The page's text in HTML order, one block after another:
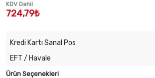
KDV Dahil
724,79₺
Kredi Kartı Sanal Pos
EFT / Havale
Ürün Seçenekleri